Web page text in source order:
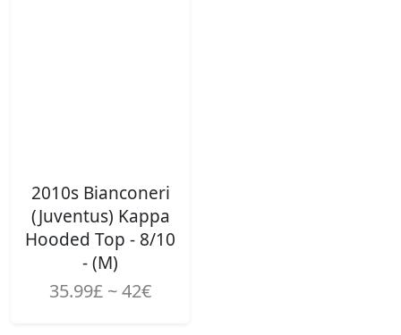
2010s Bianconeri
(Juventus) Kappa
Hooded Top - 8/10
- (M)
35.99£ ~ 42€